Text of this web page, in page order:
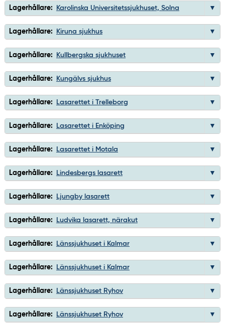
Lagerhållare: Karolinska Universitetssjukhuset, Solna
Lagerhållare: Kiruna sjukhus
Lagerhållare: Kullbergska sjukhuset
Lagerhållare: Kungälvs sjukhus
Lagerhållare: Lasarettet i Trelleborg
Lagerhållare: Lasarettet i Enköping
Lagerhållare: Lasarettet i Motala
Lagerhållare: Lindesbergs lasarett
Lagerhållare: Ljungby lasarett
Lagerhållare: Ludvika lasarett, närakut
Lagerhållare: Länssjukhuset i Kalmar
Lagerhållare: Länssjukhuset i Kalmar
Lagerhållare: Länssjukhuset Ryhov
Lagerhållare: Länssjukhuset Ryhov